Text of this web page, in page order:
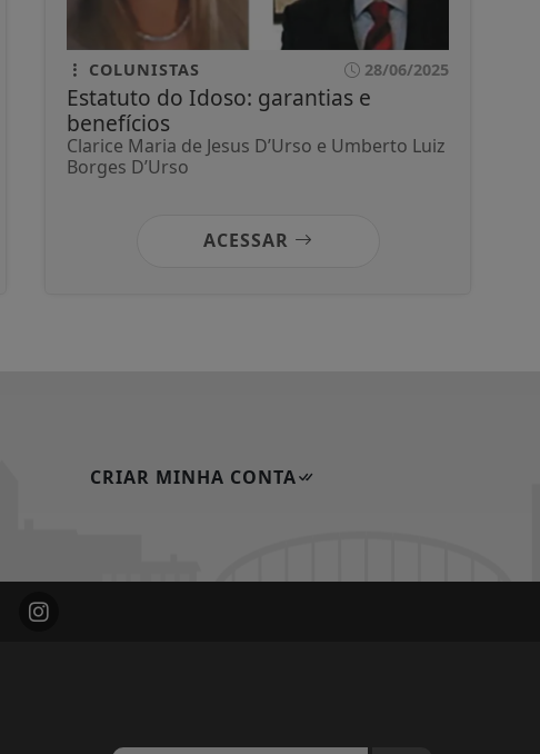
COLUNISTAS 28/06/2025
Estatuto do Idoso: garantias e
benefícios
Clarice Maria de Jesus D’Urso e Umberto Luiz
Borges D’Urso
ACESSAR
CRIAR MINHA CONTA